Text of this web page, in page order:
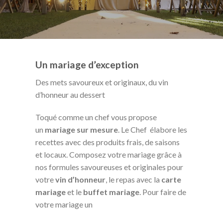
Un mariage d’exception
Des mets savoureux et originaux, du vin
d’honneur au dessert
Toqué comme un chef vous propose
un mariage sur mesure. Le Chef élabore les
recettes avec des produits frais, de saisons
et locaux. Composez votre mariage grâce à
nos formules savoureuses et originales pour
votrevin d’honneur, le repas avec la carte
mariageet le buffet mariage. Pour faire de
votre mariage un